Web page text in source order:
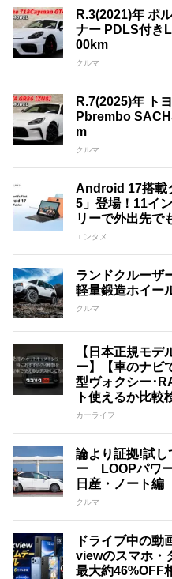
R.3(2021)年 ポ
ナー PDLS付き
00km
クルマ
R.7(2025)年 ト
Pbrembo
m
クルマ
Android 17搭載
5」登場！11イ
リーで外出先で
エンタメ
ランドクルーザ
軽量鍛造ホイー
クルマ
【日本正規モ
ー】【車のナビ
型ヴォクシー･
ト使えるか比較
カーライフ
論より証拠!試し
ー LOOPパワー
日産・ノート編
クルマ
ドライブ中の
viewのスマホ・
最大約46%OFF